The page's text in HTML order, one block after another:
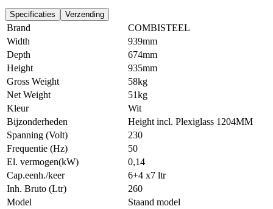
Specificaties Verzending
Brand
COMBISTEEL
Width
939mm
Depth
674mm
Height
935mm
Gross Weight
58kg
Net Weight
51kg
Kleur
Wit
Bijzonderheden
Height incl. Plexiglass 1204MM
Spanning (Volt)
230
Frequentie (Hz)
50
El. vermogen(kW)
0,14
Cap.eenh./keer
6+4 x7 ltr
Inh. Bruto (Ltr)
260
Model
Staand model